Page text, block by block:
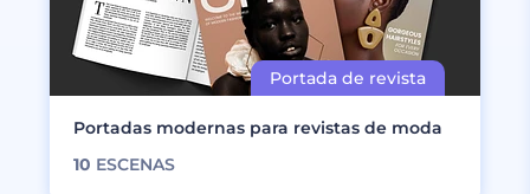
Portadas modernas para revistas de moda
10 ESCENAS